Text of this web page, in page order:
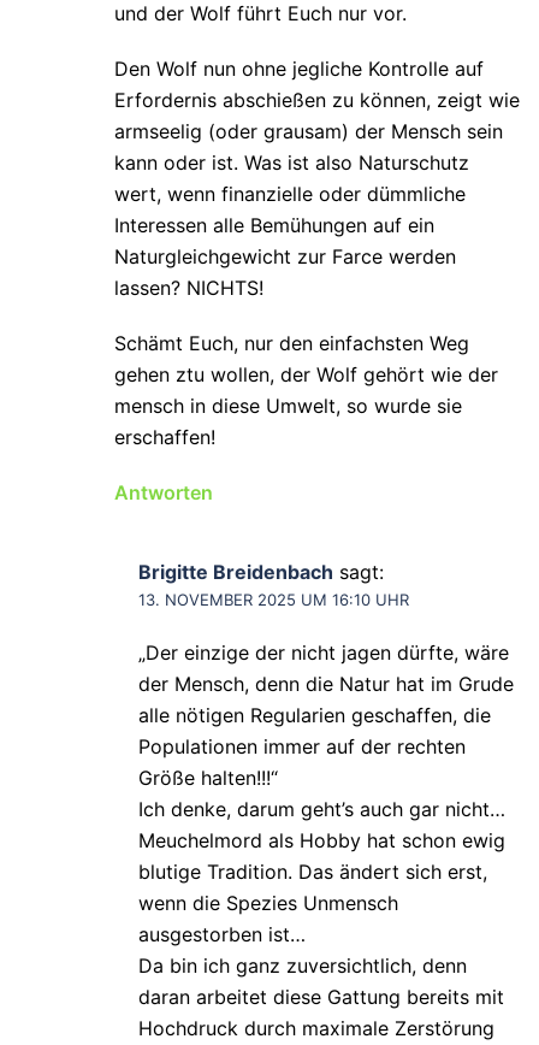
und der Wolf führt Euch nur vor.
Den Wolf nun ohne jegliche Kontrolle auf
Erfordernis abschießen zu können, zeigt wie
armseelig (oder grausam) der Mensch sein
kann oder ist. Was ist also Naturschutz
wert, wenn finanzielle oder dümmliche
Interessen alle Bemühungen auf ein
Naturgleichgewicht zur Farce werden
lassen? NICHTS!
Schämt Euch, nur den einfachsten Weg
gehen ztu wollen, der Wolf gehört wie der
mensch in diese Umwelt, so wurde sie
erschaffen!
Antworten
Brigitte Breidenbach sagt:
13. NOVEMBER 2025 UM 16:10 UHR
„Der einzige der nicht jagen dürfte, wäre
der Mensch, denn die Natur hat im Grude
alle nötigen Regularien geschaffen, die
Populationen immer auf der rechten
Größe halten!!!“
Ich denke, darum geht’s auch gar nicht…
Meuchelmord als Hobby hat schon ewig
blutige Tradition. Das ändert sich erst,
wenn die Spezies Unmensch
ausgestorben ist…
Da bin ich ganz zuversichtlich, denn
daran arbeitet diese Gattung bereits mit
Hochdruck durch maximale Zerstörung